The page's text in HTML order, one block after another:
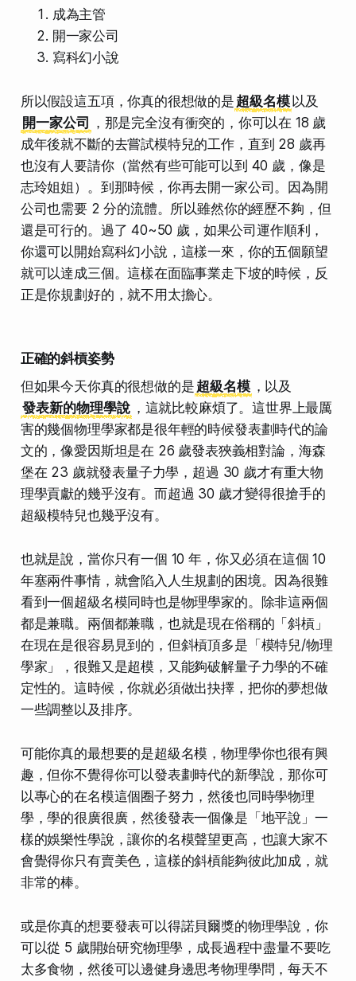
成為主管
開一家公司
寫科幻小說
所以假設這五項，你真的很想做的是 超級名模以及
開一家公司 ，那是完全沒有衝突的，你可以在 18 歲
成年後就不斷的去嘗試模特兒的工作，直到 28 歲再
也沒有人要請你（當然有些可能可以到 40 歲，像是
志玲姐姐）。到那時候，你再去開一家公司。因為開
公司也需要 2 分的流體。所以雖然你的經歷不夠，但
還是可行的。過了 40~50 歲，如果公司運作順利，
你還可以開始寫科幻小說，這樣一來，你的五個願望
就可以達成三個。這樣在面臨事業走下坡的時候，反
正是你規劃好的，就不用太擔心。
正確的斜槓姿勢
但如果今天你真的很想做的是 超級名模 ，以及
發表新的物理學說 ，這就比較麻煩了。這世界上最厲
害的幾個物理學家都是很年輕的時候發表劃時代的論
文的，像愛因斯坦是在 26 歲發表狹義相對論，海森
堡在 23 歲就發表量子力學，超過 30 歲才有重大物
理學貢獻的幾乎沒有。而超過 30 歲才變得很搶手的
超級模特兒也幾乎沒有。
也就是說，當你只有一個 10 年，你又必須在這個 10
年塞兩件事情，就會陷入人生規劃的困境。因為很難
看到一個超級名模同時也是物理學家的。除非這兩個
都是兼職。兩個都兼職，也就是現在俗稱的「斜槓」
在現在是很容易見到的，但斜槓頂多是「模特兒/物理
學家」，很難又是超模，又能夠破解量子力學的不確
定性的。這時候，你就必須做出抉擇，把你的夢想做
一些調整以及排序。
可能你真的最想要的是超級名模，物理學你也很有興
趣，但你不覺得你可以發表劃時代的新學說，那你可
以專心的在名模這個圈子努力，然後也同時學物理
學，學的很廣很廣，然後發表一個像是「地平說」一
樣的娛樂性學說，讓你的名模聲望更高，也讓大家不
會覺得你只有賣美色，這樣的斜槓能夠彼此加成，就
非常的棒。
或是你真的想要發表可以得諾貝爾獎的物理學說，你
可以從 5 歲開始研究物理學，成長過程中盡量不要吃
太多食物，然後可以邊健身邊思考物理學問，每天不